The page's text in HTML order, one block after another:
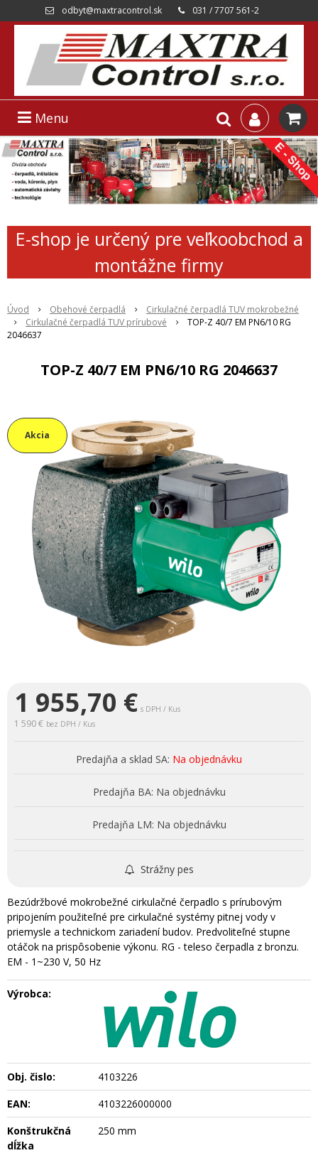
odbyt@maxtracontrol.sk 031 / 7707 561-2
Menu
E-shop je určený pre veľkoobchod a
montážne firmy
Úvod Obehové čerpadlá
Cirkulačné čerpadlá TUV mokrobežné
Cirkulačné čerpadlá TUV prírubové
TOP-Z 40/7 EM PN6/10 RG
2046637
TOP-Z 40/7 EM PN6/10 RG 2046637
Akcia
1 955,70 € s DPH / Kus
1 590 € bez DPH / Kus
Predajňa a sklad SA: Na objednávku
Predajňa BA: Na objednávku
Predajňa LM: Na objednávku
Strážny pes
Bezúdržbové mokrobežné cirkulačné čerpadlo s prírubovým
pripojením použiteľné pre cirkulačné systémy pitnej vody v
priemysle a technickom zariadení budov. Predvoliteľné stupne
otáčok na prispôsobenie výkonu. RG - teleso čerpadla z bronzu.
EM - 1~230 V, 50 Hz
Výrobca:
Obj. čislo:
4103226
EAN:
4103226000000
Konštrukčná
dĺžka
250 mm